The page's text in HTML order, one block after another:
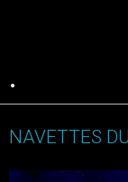
.
NAVETTES